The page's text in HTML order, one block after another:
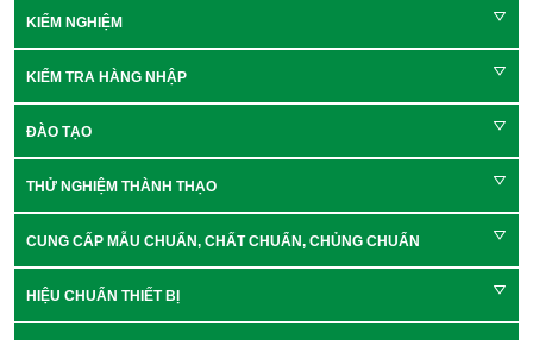
KIỂM NGHIỆM
KIỂM TRA HÀNG NHẬP
ĐÀO TẠO
THỬ NGHIỆM THÀNH THẠO
CUNG CẤP MẪU CHUẨN, CHẤT CHUẨN, CHỦNG CHUẨN
HIỆU CHUẨN THIẾT BỊ